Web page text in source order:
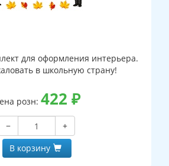
для оформления интерьера.
в школьную страну!
розн: 422 ₽
−
+
В корзину